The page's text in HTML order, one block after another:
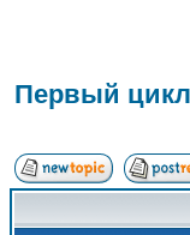
Первый